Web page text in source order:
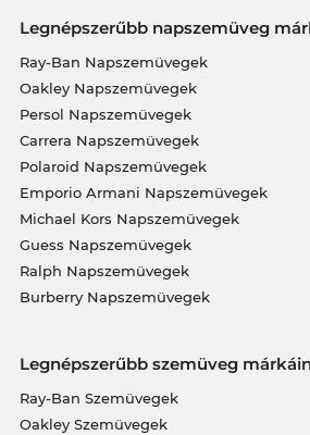
Legnépszerűbb napszemüveg
Ray-Ban Napszemüvegek
Oakley Napszemüvegek
Persol Napszemüvegek
Carrera Napszemüvegek
Polaroid Napszemüvegek
Emporio Armani Napszemüvegek
Michael Kors Napszemüvegek
Guess Napszemüvegek
Ralph Napszemüvegek
Burberry Napszemüvegek
Legnépszerűbb szemüveg
Ray-Ban Szemüvegek
Oakley Szemüvegek